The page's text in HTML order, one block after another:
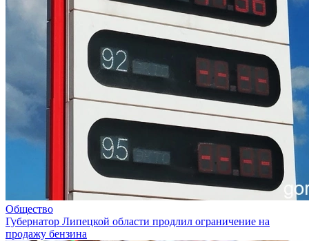
Общество
Губернатор Липецкой области продлил ограничение на
продажу бензина